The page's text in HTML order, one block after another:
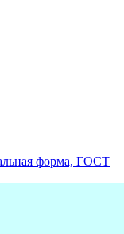
форма, ГОСТ